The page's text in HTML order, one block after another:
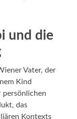
und die
Vater, der
Kind
persönlichen
das
Kontexts